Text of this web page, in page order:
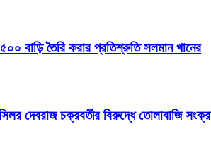
বাড়ি তৈরি করার প্রতিশ্রুতি সলমান খানের
দেবরাজ চক্রবর্তীর বিরুদ্ধে তোলাবাজি